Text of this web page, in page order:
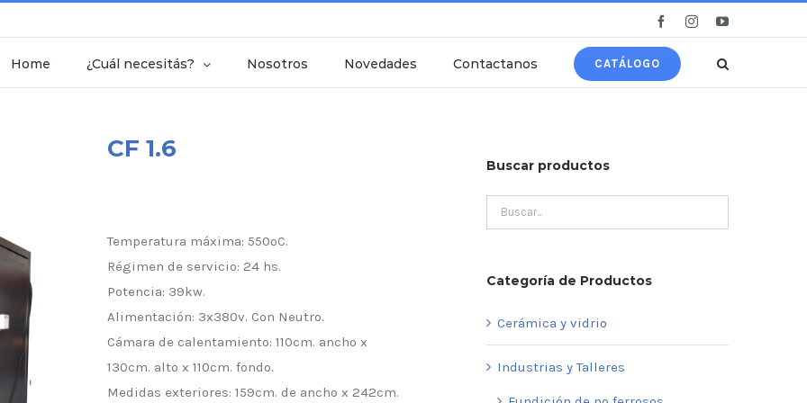
FacebookInstagramYouTube
Home ¿Cuál necesitás? Nosotros Novedades Contactanos CATÁLOGO
CF 1.6
Temperatura máxima: 550ºC.
Régimen de servicio: 24 hs.
Potencia: 39kw.
Alimentación: 3x380v. Con Neutro.
Cámara de calentamiento: 110cm. ancho x
130cm. alto x 110cm. fondo.
Medidas exteriores: 159cm. de ancho x 242cm.
Buscar productos
Categoría de Productos
Cerámica y vidrio
Industrias y Talleres